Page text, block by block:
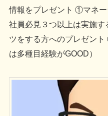
情報をプレゼント ①マネ
社員必見３つ以上は実施
ツをする方へのプレゼン
は多種目経験がGOOD）